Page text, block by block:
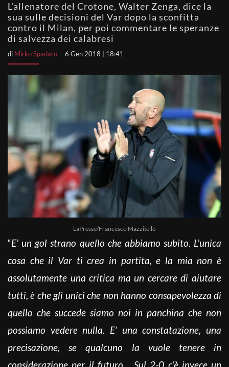
L'allenatore del Crotone, Walter Zenga, dice la
sua sulle decisioni del Var dopo la sconfitta
contro il Milan, per poi commentare le speranze
di salvezza dei calabresi
di Mirko Spadaro 6 Gen 2018 | 18:41
LaPresse/Francesco Mazzitello
“E’ un gol strano quello che abbiamo subito. L’unica
cosa che il Var ti crea in partita, e la mia non è
assolutamente una critica ma un cercare di aiutare
tutti, è che gli unici che non hanno consapevolezza di
quello che succede siamo noi in panchina che non
possiamo vedere nulla. E’ una constatazione, una
precisazione, se qualcuno la vuole tenere in
considerazione per il futuro… Sul 2-0 c’è invece un